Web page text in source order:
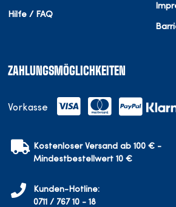
Hilfe / FAQ
ZAHLUNGSMÖGLICHKEITEN
Vorkasse
Kostenloser Versand ab 100 € -
Mindestbestellwert 10 €
Kunden-Hotline:
0711 / 767 10 - 18